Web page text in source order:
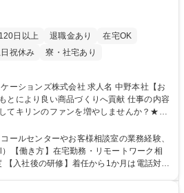
日以上 退職金あり
在宅OK
祝休み 寮・社宅あり
株式会社 求人名 中野本社【お
り良い商品づくりへ貢献 仕事の内容
てキリンのファンを増やしませんか？★≫
くりに活かしていく上で、窓口となるお客
ます。お客様からの声に迅速かつ誠意をも
にグループ内活動に反映しています。 【具
ールセンターやお客様相談室の業務経験、
【働き方】在宅勤務・リモートワーク相